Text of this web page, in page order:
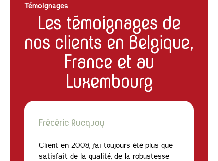
Témoignages
Les témoignages de
nos clients en Belgique,
France et au
Luxembourg
Frédéric Rucquoy
Client en 2008, j'ai toujours été plus que
satisfait de la qualité, de la robustesse